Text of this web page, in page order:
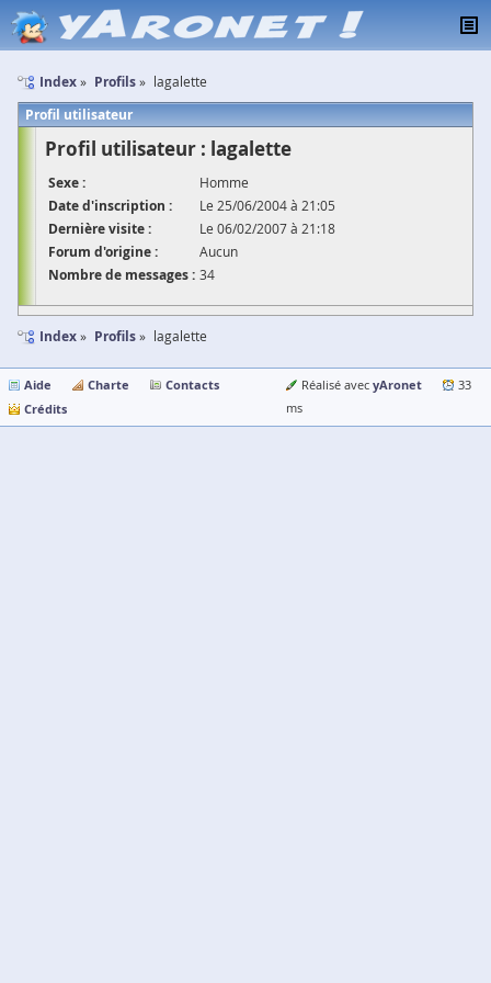
Index Profils lagalette
Profil utilisateur
Profil utilisateur : lagalette
Sexe : Homme
Date d'inscription : Le 25/06/2004 à 21:05
Dernière visite : Le 06/02/2007 à 21:18
Forum d'origine : Aucun
Nombre de messages : 34
Index Profils lagalette
Aide Charte
Contacts
Crédits
Réalisé avec yAronet
33
ms